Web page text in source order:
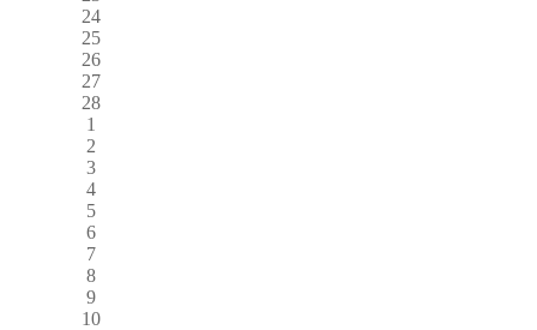
24
25
26
27
28
1
2
3
4
5
6
7
8
9
10